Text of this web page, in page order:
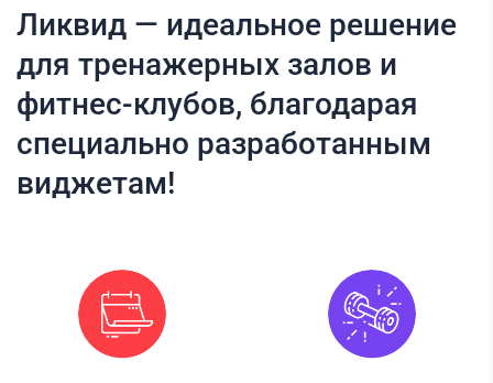
Ликвид — идеальное решение
для тренажерных залов и
фитнес-клубов, благодарая
специально разработанным
виджетам!